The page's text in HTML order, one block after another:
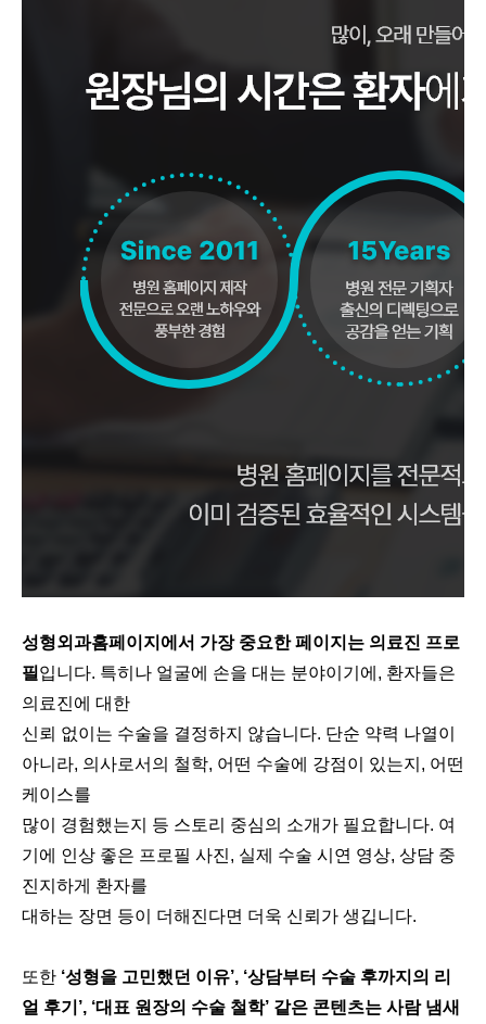
성형외과홈페이지에서 가장 중요한 페이지는 의료진 프로
필 입니다. 특히나 얼굴에 손을 대는 분야이기에, 환자들은
의료진에 대한
신뢰 없이는 수술을 결정하지 않습니다. 단순 약력 나열이
아니라, 의사로서의 철학, 어떤 수술에 강점이 있는지, 어떤
케이스를
많이 경험했는지 등 스토리 중심의 소개가 필요합니다. 여
기에 인상 좋은 프로필 사진, 실제 수술 시연 영상, 상담 중
진지하게 환자를
대하는 장면 등이 더해진다면 더욱 신뢰가 생깁니다.
또한 ‘성형을 고민했던 이유’, ‘상담부터 수술 후까지의 리
얼 후기’, ‘대표 원장의 수술 철학’ 같은 콘텐츠는 사람 냄새